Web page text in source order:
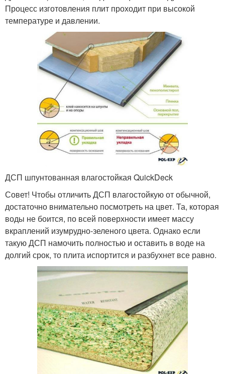
Процесс изготовления плит проходит при высокой
температуре и давлении.
ДСП шпунтованная влагостойкая QuickDeck
Совет! Чтобы отличить ДСП влагостойкую от обычной,
достаточно внимательно посмотреть на цвет. Та, которая
воды не боится, по всей поверхности имеет массу
вкраплений изумрудно-зеленого цвета. Однако если
такую ДСП намочить полностью и оставить в воде на
долгий срок, то плита испортится и разбухнет все равно.